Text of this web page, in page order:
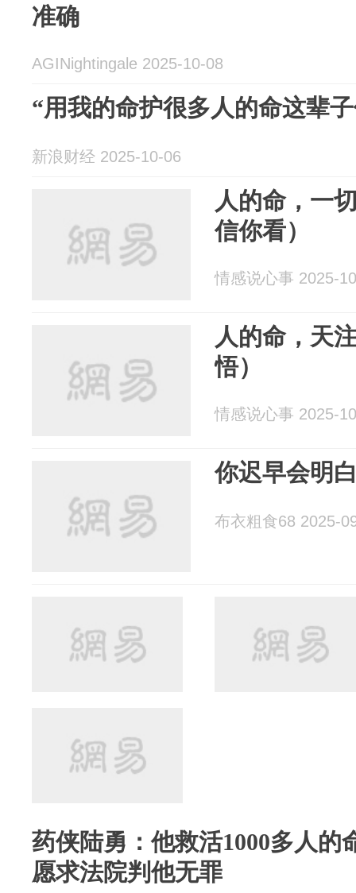
准确
AGINightingale 2025-10-08
“用我的命护很多人的命这辈
新浪财经 2025-10-06
人的命，一
信你看）
情感说心事 2025-
人的命，天
悟）
情感说心事 2025-
你迟早会明
布衣粗食68 2025-
药侠陆勇：他救活1000多人的
愿求法院判他无罪